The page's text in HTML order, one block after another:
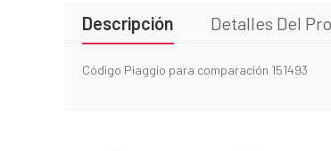
Descripción Detalles Del
Código Piaggio para comparación 151493